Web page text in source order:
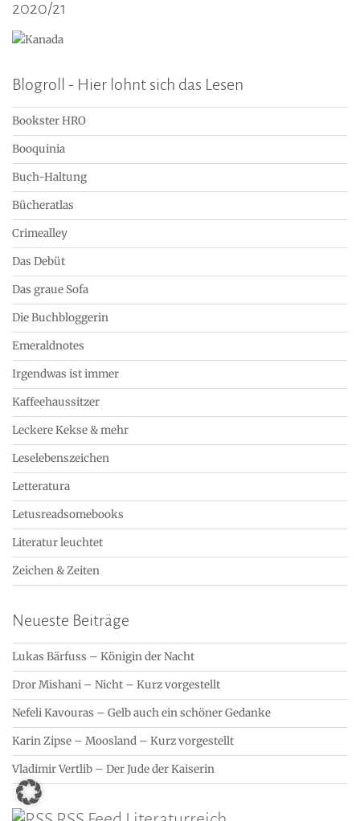
2020/21
Blogroll - Hier lohnt sich das Lesen
Bookster HRO
Booquinia
Buch-Haltung
Bücheratlas
Crimealley
Das Debüt
Das graue Sofa
Die Buchbloggerin
Emeraldnotes
Irgendwas ist immer
Kaffeehaussitzer
Leckere Kekse & mehr
Leselebenszeichen
Letteratura
Letusreadsomebooks
Literatur leuchtet
Zeichen & Zeiten
Neueste Beiträge
Lukas Bärfuss – Königin der Nacht
Dror Mishani – Nicht – Kurz vorgestellt
Nefeli Kavouras – Gelb auch ein schöner Gedanke
Karin Zipse – Moosland – Kurz vorgestellt
Vladimir Vertlib – Der Jude der Kaiserin